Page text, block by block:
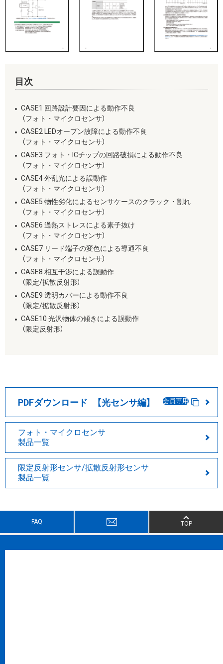
目次
CASE1 回路設計要因による動作不良
（フォト・マイクロセンサ）
CASE2 LEDオープン故障による動作不良
（フォト・マイクロセンサ）
CASE3 フォト・ICチップの回路破損による動作不良
（フォト・マイクロセンサ）
CASE4 外乱光による誤動作
（フォト・マイクロセンサ）
CASE5 物性劣化によるセンサケースのクラック・割れ
（フォト・マイクロセンサ）
CASE6 過熱ストレスによる素子抜け
（フォト・マイクロセンサ）
CASE7 リード端子の変色による導通不良
（フォト・マイクロセンサ）
CASE8 相互干渉による誤動作
（限定/拡散反射形）
CASE9 透明カバーによる動作不良
（限定/拡散反射形）
CASE10 光沢物体の傾きによる誤動作
（限定反射形）
PDFダウンロード 【光センサ編】 会員専用
フォト・マイクロセンサ
製品一覧
限定反射形センサ/拡散反射形センサ
製品一覧
FAQ TOP